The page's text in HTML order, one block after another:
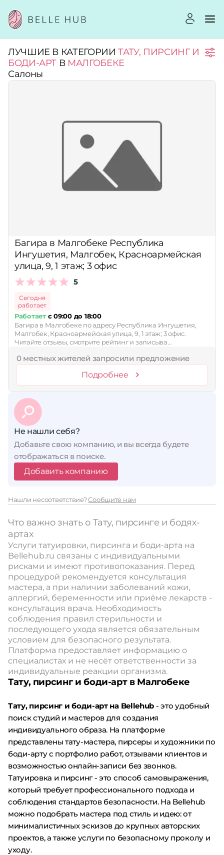
Город:
ЛУЧШИЕ В КАТЕГОРИИТАТУ, ПИРСИНГ И
БОДИ-АРТ В МАЛГОБЕКЕ
Салоны
Багира в Малгобеке Республика
Ингушетия, Малгобек, Красноармейская
улица, 9, 1 этаж; 3 офис
5
Сегодня
работает
Работаетс 09:00 до 18:00
Багира в Малгобеке по адресу Республика Ингушетия,
Малгобек, Красноармейская улица, 9, 1 этаж; 3 офис.
Читайте отзывы, смотрите рейтинг и записыва…
0 местных жителей запросили предложение
Подробнее
Не нашли себя?
Добавьте свою компанию, и вы всегда будете
отображаться в поиске.
Добавить компанию
Нашли несоответствие?Сообщите нам
Что важно знать о Тату, пирсинге и бодях-
артах
Услуги татуировки, пирсинга и боди-арта на
Bellehub.ru связаны с индивидуальными
рисками и имеют противопоказания. Перед
процедурой рекомендуется консультация
мастера, а при наличии заболеваний кожи,
аллергий, беременности или приёме лекарств -
консультация врача. Необходимость
соблюдения правил стерильности и
последующего ухода является обязательным
условием для безопасного результата.
Платформа предоставляет информацию о
специалистах и не несёт ответственности за
индивидуальные реакции организма.
Тату, пирсинг и боди-арт в Малгобеке
Тату, пирсинг и боди-арт на Bellehub - это удобный
поиск студий и мастеров для создания
индивидуального образа. На платформе
представлены тату-мастера, пирсеры и художники по
боди-арту с портфолио работ, отзывами клиентов и
возможностью онлайн-записи без звонков.
Татуировка и пирсинг - это способ самовыражения,
который требует профессионального подхода и
соблюдения стандартов безопасности. На Bellehub
можно подобрать мастера под стиль и идею: от
минималистичных эскизов до крупных авторских
проектов, а также услуги по безопасному проколу и
уходу.